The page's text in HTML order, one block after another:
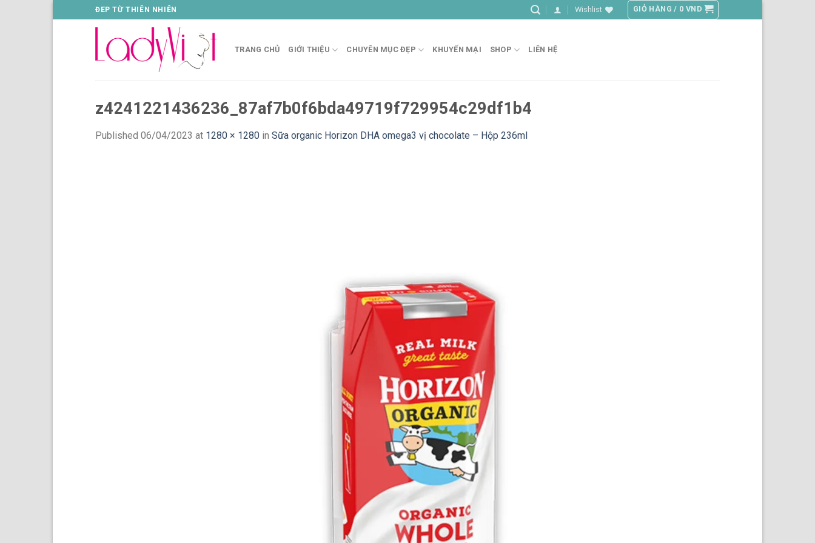
to
ĐEP TỪ THIÊN NHIÊN Wishlist GIỎ HÀNG / 0 VND
TRANG CHỦ GIỚI THIỆU CHUYÊN MỤC ĐẸP KHUYẾN MẠI SHOP LIÊN HỆ
z4241221436236_87af7b0f6bda49719f729954c29df1b4
Published 06/04/2023 at 1280 × 1280 in Sữa organic Horizon DHA omega3 vị chocolate – Hộp 236ml